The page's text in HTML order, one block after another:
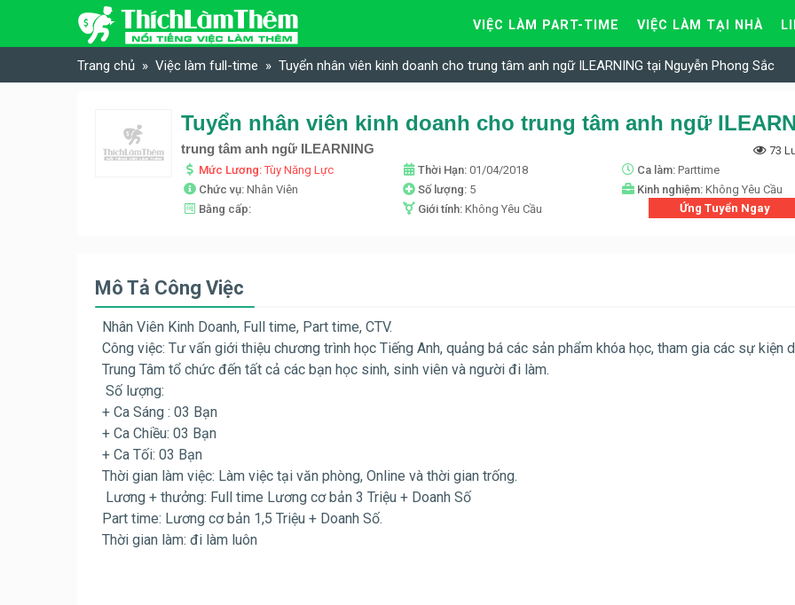
Skip to content
VIỆC LÀM PART-TIME VIỆC LÀM TẠI NHÀ
Trang chủ Việc làm full-time Tuyển nhân viên kinh doanh cho trung tâm anh ngữ ILEARNING tại Nguyễn Phong Sắc
trung tâm anh ngữ ILEARNING
73
Mức Lương:Tùy Năng Lực Thời Hạn: 01/04/2018 Ca làm: Parttime
Chức vụ: Nhân Viên Số lượng: 5 Kinh nghiệm: Không Yêu Cầu
Bằng cấp:
Giới tính: Không Yêu Cầu Ứng Tuyển Ngay
Mô Tả Công Việc
Nhân Viên Kinh Doanh, Full time, Part time, CTV.
Công việc: Tư vấn giới thiệu chương trình học Tiếng Anh, quảng bá các sản phẩm khóa học, tham gia các sự kiện
Trung Tâm tổ chức đến tất cả các bạn học sinh, sinh viên và người đi làm.
Số lượng:
+ Ca Sáng : 03 Bạn
+ Ca Chiều: 03 Bạn
+ Ca Tối: 03 Bạn
Thời gian làm việc: Làm việc tại văn phòng, Online và thời gian trống.
Lương + thưởng: Full time Lương cơ bản 3 Triệu + Doanh Số
Part time: Lương cơ bản 1,5 Triệu + Doanh Số.
Thời gian làm: đi làm luôn